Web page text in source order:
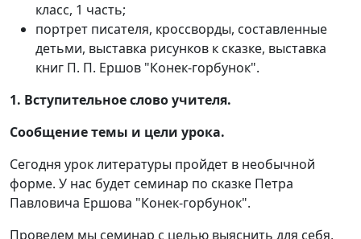
класс, 1 часть;
портрет писателя, кроссворды, составленные
детьми, выставка рисунков к сказке, выставка
книг П. П. Ершов "Конек-горбунок".
1. Вступительное слово учителя.
Сообщение темы и цели урока.
Сегодня урок литературы пройдет в необычной
форме. У нас будет семинар по сказке Петра
Павловича Ершова "Конек-горбунок".
Проведем мы семинар с целью выяснить для себя,